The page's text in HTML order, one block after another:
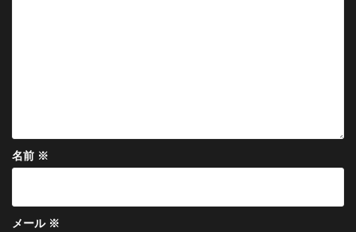
名前 ※
メール ※